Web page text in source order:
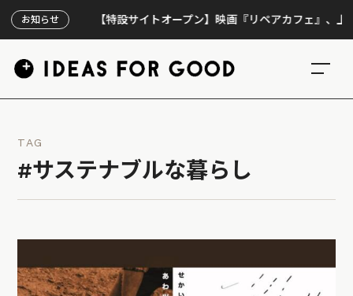
お知らせ【特設サイトオープン】映画『リペアカフェ』、上映300回
TAG
#サステナブルな暮らし